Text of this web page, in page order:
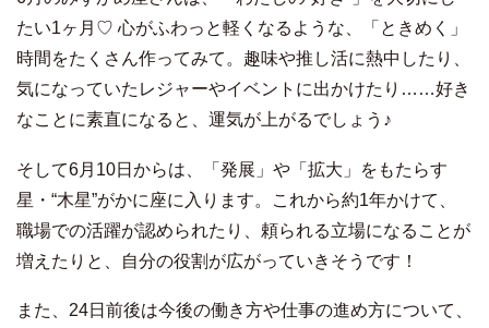
たい1ヶ月♡ 心がふわっと軽くなるような、「ときめく」
時間をたくさん作ってみて。趣味や推し活に熱中したり、
気になっていたレジャーやイベントに出かけたり……好き
なことに素直になると、運気が上がるでしょう♪
そして6月10日からは、「発展」や「拡大」をもたらす
星・“木星”がかに座に入ります。これから約1年かけて、
職場での活躍が認められたり、頼られる立場になることが
増えたりと、自分の役割が広がっていきそうです！
また、24日前後は今後の働き方や仕事の進め方について、